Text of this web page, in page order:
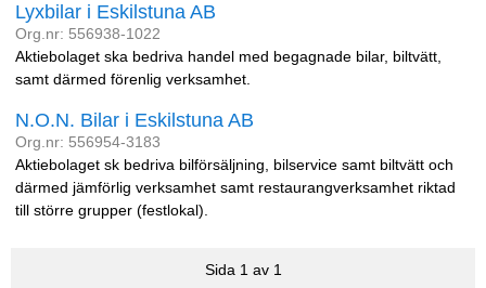
Lyxbilar i Eskilstuna AB
Org.nr: 556938-1022
Aktiebolaget ska bedriva handel med begagnade bilar, biltvätt,
samt därmed förenlig verksamhet.
N.O.N. Bilar i Eskilstuna AB
Org.nr: 556954-3183
Aktiebolaget sk bedriva bilförsäljning, bilservice samt biltvätt och
därmed jämförlig verksamhet samt restaurangverksamhet riktad
till större grupper (festlokal).
Sida 1 av 1